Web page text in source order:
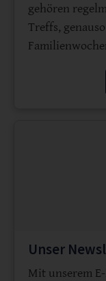
gehören
Treffs,
Unser
Mit unserem